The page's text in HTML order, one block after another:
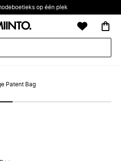
op één plek
Patent Bag